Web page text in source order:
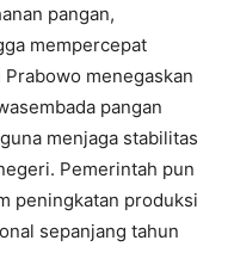
pangan,
mempercepat
menegaskan
pangan
menjaga stabilitas
Pemerintah pun
peningkatan produksi
sepanjang tahun